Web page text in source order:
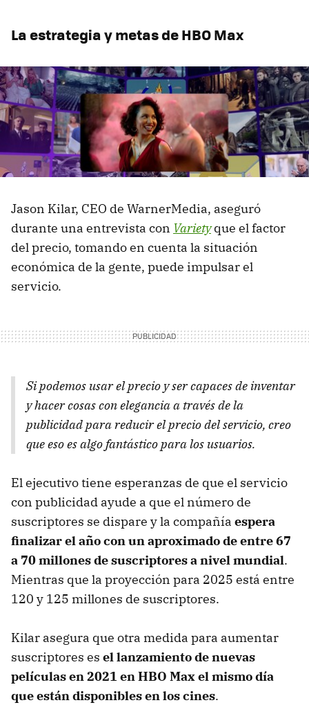
La estrategia y metas de HBO Max
Jason Kilar, CEO de WarnerMedia, aseguró
durante una entrevista con Varietyque el factor
del precio, tomando en cuenta la situación
económica de la gente, puede impulsar el
servicio.
Si podemos usar el precio y ser capaces de inventar
y hacer cosas con elegancia a través de la
publicidad para reducir el precio del servicio, creo
que eso es algo fantástico para los usuarios.
El ejecutivo tiene esperanzas de que el servicio
con publicidad ayude a que el número de
suscriptores se dispare y la compañía espera
finalizar el año con un aproximado de entre 67
a 70 millones de suscriptores a nivel mundial.
Mientras que la proyección para 2025 está entre
120 y 125 millones de suscriptores.
Kilar asegura que otra medida para aumentar
suscriptores es el lanzamiento de nuevas
películas en 2021 en HBO Max el mismo día
que están disponibles en los cines.